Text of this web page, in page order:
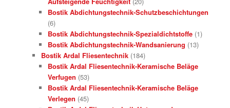
Bostik Abdichtungstechnik-Schutzbeschichtungen
(6)
Bostik Abdichtungstechnik-Spezialdichtstoffe (1)
Bostik Abdichtungstechnik-Wandsanierung (13)
Bostik Ardal Fliesentechnik (184)
Bostik Ardal Fliesentechnik-Keramische Beläge
Verfugen (53)
Bostik Ardal Fliesentechnik-Keramische Beläge
Verlegen (45)